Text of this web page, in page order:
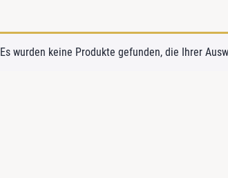
Es wurden keine Produkte gefunden, die Ihrer